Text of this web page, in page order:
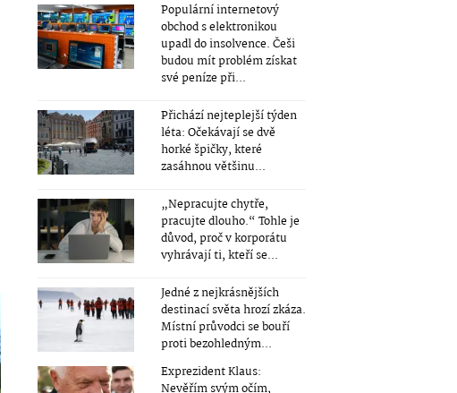
Populární internetový
obchod s elektronikou
upadl do insolvence. Češi
budou mít problém získat
své peníze při...
Přichází nejteplejší týden
léta: Očekávají se dvě
horké špičky, které
zasáhnou většinu...
„Nepracujte chytře,
pracujte dlouho.“ Tohle je
důvod, proč v korporátu
vyhrávají ti, kteří se...
Jedné z nejkrásnějších
destinací světa hrozí zkáza.
Místní průvodci se bouří
proti bezohledným...
Exprezident Klaus:
Nevěřím svým očím,